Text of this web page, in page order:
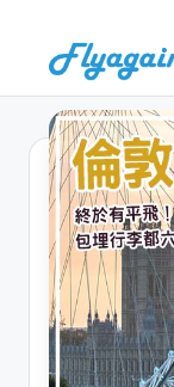
content
飛
啦